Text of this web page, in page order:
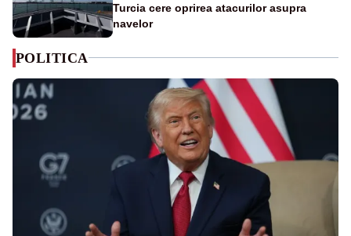
Turcia cere oprirea atacurilor asupra
navelor
POLITICA